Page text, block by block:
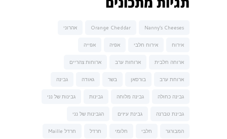
Nanny’s Cheeses
Orange Cheddar אהרוני
אירוח אירוח חלבי אפיה אפייה
ארוחה חלבית ארוחות ערב ארוחות צהריים
ארוחת ערב בורסאן בשר גאודה גבינה
גבינה כחולה גבינה מלוחה גבינות גבינות של נני
גבינת טברנה גבינת עיזים הגבינות של נני
המבורגר חלבי חלומי חרדל חרדל Maille